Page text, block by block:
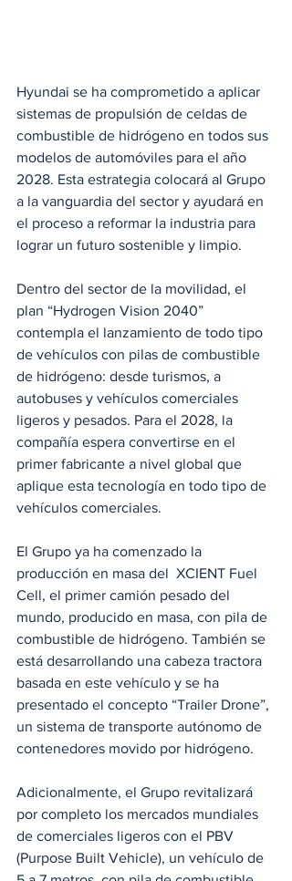
Hyundai se ha comprometido a aplicar
sistemas de propulsión de celdas de
combustible de hidrógeno en todos sus
modelos de automóviles para el año
2028. Esta estrategia colocará al Grupo
a la vanguardia del sector y ayudará en
el proceso a reformar la industria para
lograr un futuro sostenible y limpio.
Dentro del sector de la movilidad, el
plan “Hydrogen Vision 2040”
contempla el lanzamiento de todo tipo
de vehículos con pilas de combustible
de hidrógeno: desde turismos, a
autobuses y vehículos comerciales
ligeros y pesados. Para el 2028, la
compañía espera convertirse en el
primer fabricante a nivel global que
aplique esta tecnología en todo tipo de
vehículos comerciales.
El Grupo ya ha comenzado la
producción en masa del  XCIENT Fuel
Cell, el primer camión pesado del
mundo, producido en masa, con pila de
combustible de hidrógeno. También se
está desarrollando una cabeza tractora
basada en este vehículo y se ha
presentado el concepto “Trailer Drone”,
un sistema de transporte autónomo de
contenedores movido por hidrógeno.
Adicionalmente, el Grupo revitalizará
por completo los mercados mundiales
de comerciales ligeros con el PBV
(Purpose Built Vehicle), un vehículo de